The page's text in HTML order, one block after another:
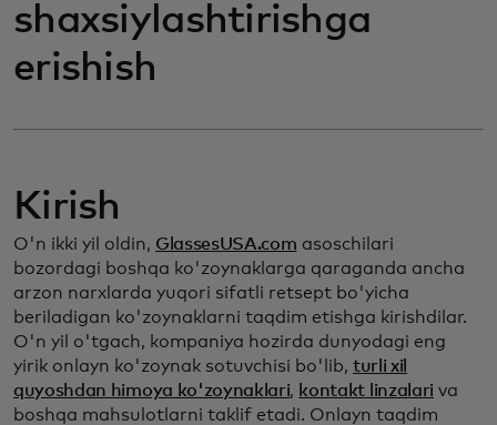
shaxsiylashtirishga
erishish
Kirish
O'n ikki yil oldin, GlassesUSA.com asoschilari
bozordagi boshqa ko'zoynaklarga qaraganda ancha
arzon narxlarda yuqori sifatli retsept bo'yicha
beriladigan ko'zoynaklarni taqdim etishga kirishdilar.
O'n yil o'tgach, kompaniya hozirda dunyodagi eng
yirik onlayn ko'zoynak sotuvchisi bo'lib, turli xil
quyoshdan himoya ko'zoynaklari, kontakt linzalari va
boshqa mahsulotlarni taklif etadi. Onlayn taqdim